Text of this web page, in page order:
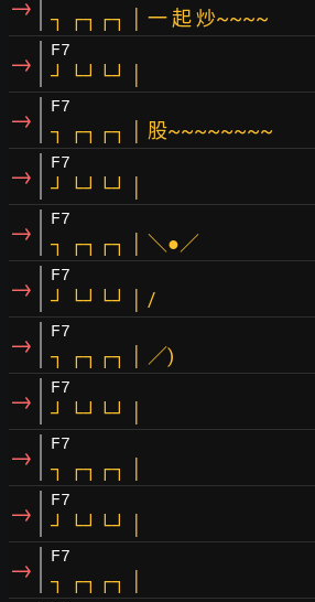
→ ┐ ┌┐┌┐ │ 一 起 炒~~~~
→ F7
┘ └┘└┘ │
→ F7
┐ ┌┐┌┐ │ 股~~~~~~~~
→ F7
┘ └┘└┘ │
→ F7
┐ ┌┐┌┐ │ ＼●／
→ F7
┘ └┘└┘ │ /
→ F7
┐ ┌┐┌┐ │ ／)
→ F7
┘ └┘└┘ │
→ F7
┐ ┌┐┌┐ │
→ F7
┘ └┘└┘ │
→ F7
┐ ┌┐┌┐ │